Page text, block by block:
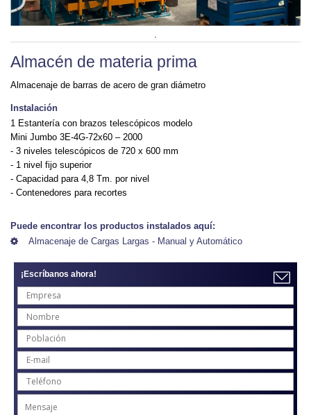
Almacén de materia prima
Almacenaje de barras de acero de gran diámetro
Instalación
1 Estantería con brazos telescópicos modelo
Mini Jumbo 3E-4G-72x60 – 2000
- 3 niveles telescópicos de 720 x 600 mm
- 1 nivel fijo superior
- Capacidad para 4,8 Tm. por nivel
- Contenedores para recortes
Puede encontrar los productos instalados aquí:
Almacenaje de Cargas Largas - Manual y Automático
¡Escríbanos ahora!